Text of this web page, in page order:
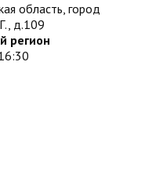
область, город
д.109
регион